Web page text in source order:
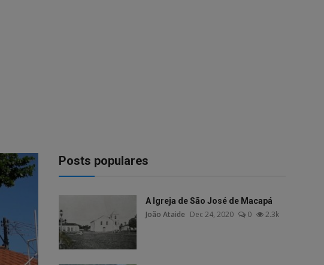
Posts populares
A Igreja de São José de Macapá
João Ataide Dec 24, 2020 0 2.3k